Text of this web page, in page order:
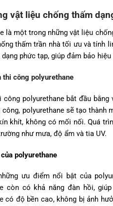
vật liệu chống thấm
là một trong những vật liệu
thấm trần nhà tối ưu và tính
phức tạp, giúp đảm bảo
thi công polyurethane
công polyurethane bắt đầu
polyurethane sẽ tạo thành
khít, không có mối nối. Quá
như mưa, độ ẩm và tia UV.
polyurethane
ưu điểm nổi bật của
còn có khả năng đàn hồi,
có độ bền cao, không bị ảnh